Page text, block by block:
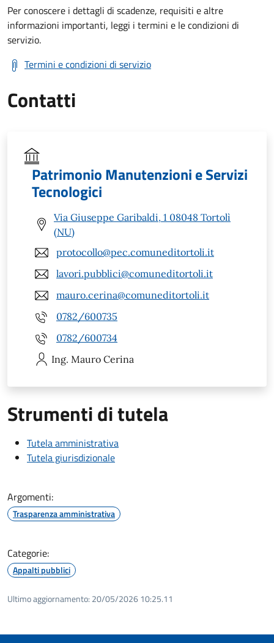
Per conoscere i dettagli di scadenze, requisiti e altre
informazioni importanti, leggi i termini e le condizioni di
servizio.
Termini e condizioni di servizio
Contatti
Patrimonio Manutenzioni e Servizi
Tecnologici
Via Giuseppe Garibaldi, 1 08048 Tortolì
(NU)
protocollo@pec.comuneditortoli.it
lavori.pubblici@comuneditortoli.it
mauro.cerina@comuneditortoli.it
0782/600735
0782/600734
Ing. Mauro Cerina
Strumenti di tutela
Tutela amministrativa
Tutela giurisdizionale
Argomenti:
Trasparenza amministrativa
Categorie:
Appalti pubblici
Ultimo aggiornamento: 20/05/2026 10:25.11